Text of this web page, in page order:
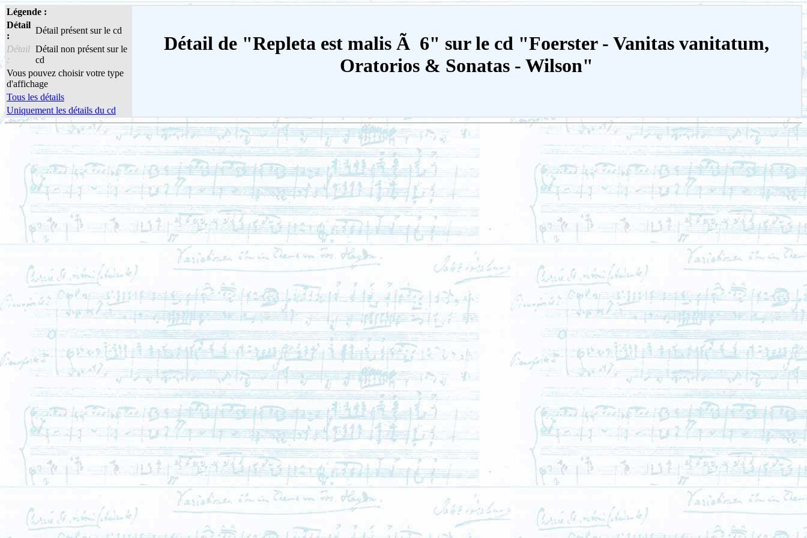
Légende :
Détail de "Repleta est malis Ã 6" sur le cd "Foerster - Vanitas vanitatum,
Oratorios & Sonatas - Wilson"
Détail
:
Détail présent sur le cd
Détail
:
Détail non présent sur le
cd
Vous pouvez choisir votre type
d'affichage
Tous les détails
Uniquement les détails du cd